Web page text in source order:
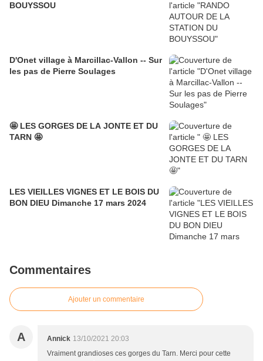
BOUYSSOU
D'Onet village à Marcillac-Vallon -- Sur
les pas de Pierre Soulages
🤩 LES GORGES DE LA JONTE ET DU
TARN 🤩
LES VIEILLES VIGNES ET LE BOIS DU
BON DIEU Dimanche 17 mars 2024
Commentaires
Ajouter un commentaire
A Annick 13/10/2021 20:03
Vraiment grandioses ces gorges du Tarn. Merci pour cette